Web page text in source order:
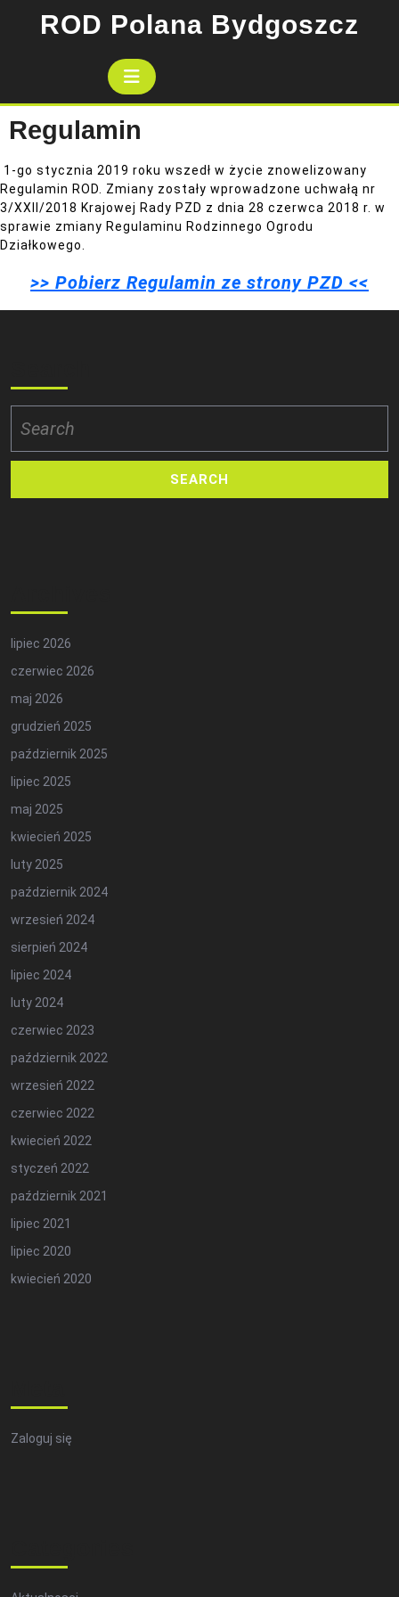
ROD Polana Bydgoszcz
Open
Regulamin
1-go stycznia 2019 roku wszedł w życie znowelizowany
Regulamin ROD. Zmiany zostały wprowadzone uchwałą nr
3/XXII/2018 Krajowej Rady PZD z dnia 28 czerwca 2018 r. w
sprawie zmiany Regulaminu Rodzinnego Ogrodu
Działkowego.
>> Pobierz Regulamin ze strony PZD <<
for:
lipiec 2026
czerwiec 2026
maj 2026
grudzień 2025
październik 2025
lipiec 2025
maj 2025
kwiecień 2025
luty 2025
październik 2024
wrzesień 2024
sierpień 2024
lipiec 2024
luty 2024
czerwiec 2023
październik 2022
wrzesień 2022
czerwiec 2022
kwiecień 2022
styczeń 2022
październik 2021
lipiec 2021
lipiec 2020
kwiecień 2020
Zaloguj się